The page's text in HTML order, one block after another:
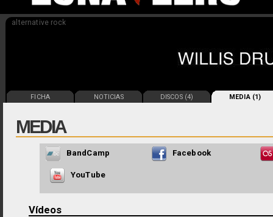
CONTENIDO
alternative rock
FICHA NOTICIAS DISCOS (4) MEDIA (1)
MEDIA
BandCamp Facebook
YouTube
Vídeos